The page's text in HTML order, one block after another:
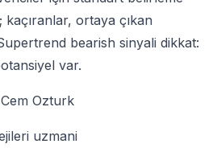
kaçıranlar, ortaya çıkan
bearish sinyali dikkat:
var.
Cem Ozturk
uzmani